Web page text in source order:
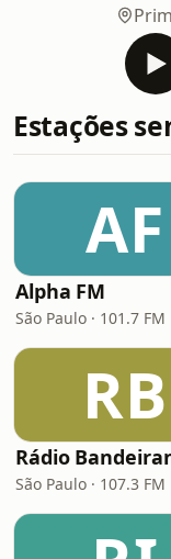
Estações
AF
Alpha FM
São Paulo · 101.7 FM
RB
Rádio
São Paulo · 107.3 FM